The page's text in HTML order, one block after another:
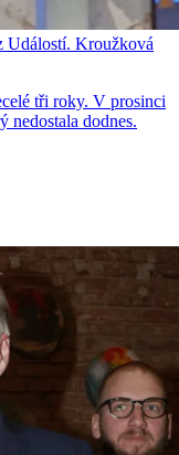
Událostí. Kroužková
tři roky. V prosinci
nedostala dodnes.